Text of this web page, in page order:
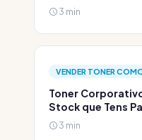
3 min
VENDER TONER
Toner
Stock que Tens
3 min